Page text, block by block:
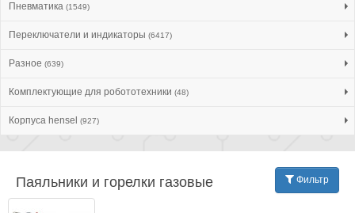
Пневматика (1549)
Переключатели и индикаторы (6417)
Разное (639)
Комплектующие для робототехники (48)
Корпуса hensel (927)
Фильтр
Паяльники и горелки газовые